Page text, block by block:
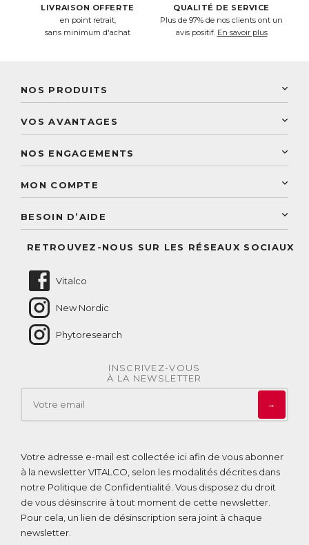
LIVRAISON OFFERTE
en point retrait,
sans minimum d'achat
QUALITÉ DE SERVICE
Plus de 97% de nos clients ont un
avis positif. En savoir plus
NOS PRODUITS
Laboratoire Landais
Découvrez le catalogue
VOS AVANTAGES
Paiement sécurisé
Conseils personnalisés
NOS ENGAGEMENTS
Conseil personnalisé
MON COMPTE
BESOIN D’AIDE
RETROUVEZ-NOUS SUR LES RÉSEAUX SOCIAUX
Vitalco
New Nordic
Phytoresearch
INSCRIVEZ-VOUS
À LA NEWSLETTER
→
Votre adresse e-mail est collectée ici afin de vous abonner
à la newsletter VITALCO, selon les modalités décrites dans
notre Politique de Confidentialité. Vous disposez du droit
de vous désinscrire à tout moment de cette newsletter.
Pour cela, un lien de désinscription sera joint à chaque
newsletter.